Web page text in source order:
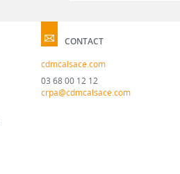
CONTACT
cdmcalsace.com
03 68 00 12 12
crpa@cdmcalsace.com